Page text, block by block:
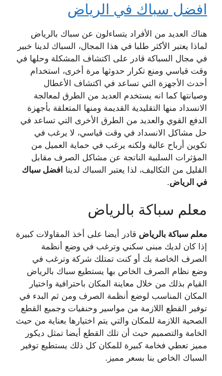
افضل سباك في الرياض
هناك العديد من الأفراد يتساءلون عن سباك بالرياض
لماذا يعتبر الأكثر طلبا في هذا المجال، السباك لدينا خبير
في مجال السباكة قادر على اكتشاف المشكلة وحلها في
وقت قياسي ومنع تكرار حدوثها مرة أخرى، استخدام
أحدث الأجهزة التي تساعد في اكتشاف الأعطال
وصيانتها كما انه يستخدم العديد من الطرق لمعالجة
الانسداد منها التقليدية القديمة ومنها المتعلقة بأجهزة
الدفع القوي والعديد من الطرق الأخرى التي تساعد في
حل مشاكل الانسداد في وقت قياسي، لا يرغب في
تكوين أرباح عالية ولكنه يرغب في حماية العميل من
المؤثرات السلبية الناتجة عن مشاكل الصرف مقابل
القليل من التكاليف، لذا يعتبر السباك لدينا افضل سباك
في الرياض.
معلم سباكة بالرياض
معلم سباكة بالرياض قادر أيضا على أخذ المقاولات كبيرة
إذا كان لديك مبنى سكني وترغب في وضع أنظمة
الصرف الخاصة بك أو كنت تمتلك شركة وترغب في
وضع نظام الصرف الخاص بها يستطيع سباك بالرياض
القيام بذلك من خلال معاينة المكان باحترافية واختيار
المكان المناسب لوضع أنظمة الصرف ومن ثم البدء في
توفير القطع اللازمة من مواسير وحنفيات وجميع القطع
الصحية اللازمة للمكان والتي يتم اختيارها بعناية من حيث
الخامة والتصميم حيث أن تلك القطع أيضا تمثل ديكور
مميز تعطي فخامة كبيرة للمكان كل ذلك يستطيع توفير
السباك الخاص بنا بسعر مميز.